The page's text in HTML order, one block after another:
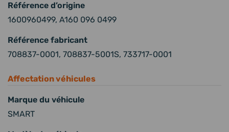
Référence d’origine
1600960499, A160 096 0499
Référence fabricant
708837-0001, 708837-5001S, 733717-0001
Affectation véhicules
Marque du véhicule
SMART